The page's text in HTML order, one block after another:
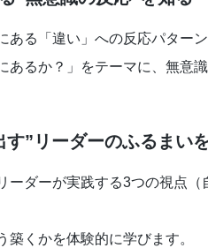
ある「違い」への反応パター
あるか？」をテーマに、無
”リーダーのふるまい
ーダーが実践する3つの視点
くかを体験的に学びます。